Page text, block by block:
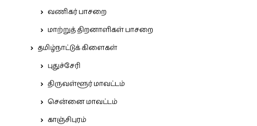
வணிகர் பாசறை
மாற்றுத் திறனாளிகள் பாசறை
தமிழ்நாட்டுக் கிளைகள்
புதுச்சேரி
திருவள்ளூர் மாவட்டம்
சென்னை மாவட்டம்
காஞ்சிபுரம்